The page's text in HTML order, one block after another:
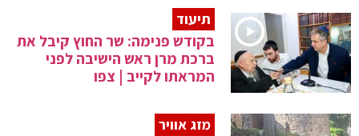
תיעוד
בקודש פנימה: שר החוץ קיבל את
ברכת מרן ראש הישיבה לפני
המראתו לקייב | צפו
מזג אוויר